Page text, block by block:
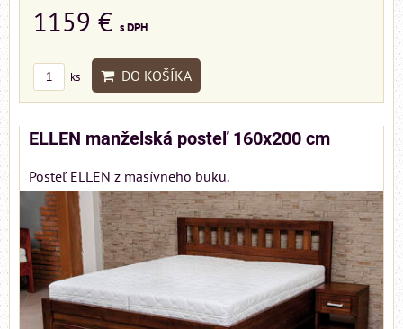
1159 € s DPH
ks DO KOŠÍKA
ELLEN manželská posteľ 160x200 cm
Posteľ ELLEN z masívneho buku.